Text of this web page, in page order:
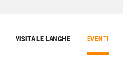
VISITA LE LANGHE EVENTI